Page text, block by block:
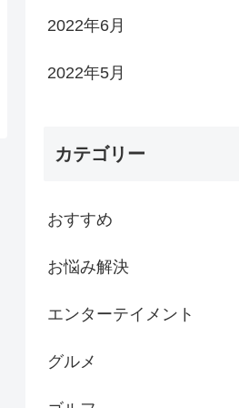
2022年6月
2022年5月
カテゴリー
おすすめ
お悩み解決
エンターテイメント
グルメ